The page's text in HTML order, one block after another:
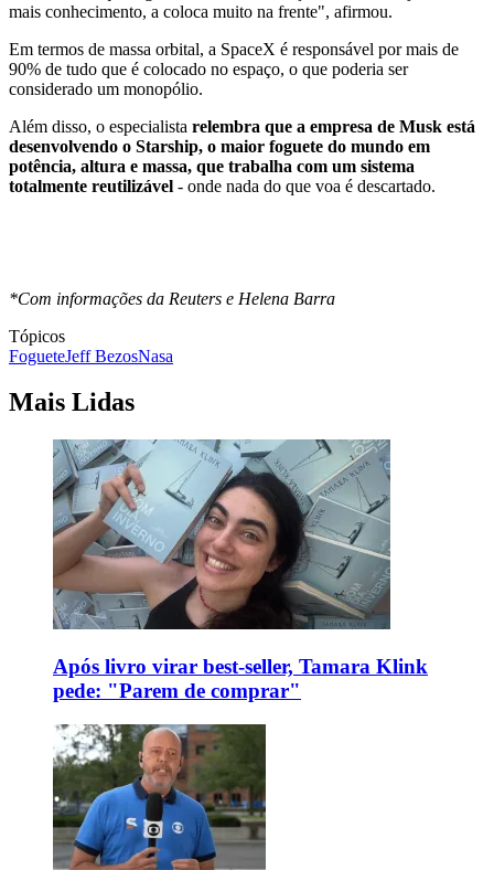
mais conhecimento, a coloca muito na frente", afirmou.
Em termos de massa orbital, a SpaceX é responsável por mais de
90% de tudo que é colocado no espaço, o que poderia ser
considerado um monopólio.
Além disso, o especialista relembra que a empresa de Musk está
desenvolvendo o Starship, o maior foguete do mundo em
potência, altura e massa, que trabalha com um sistema
totalmente reutilizável - onde nada do que voa é descartado.
*Com informações da Reuters e Helena Barra
Tópicos
FogueteJeff BezosNasa
Mais Lidas
Após livro virar best-seller, Tamara Klink
pede: "Parem de comprar"